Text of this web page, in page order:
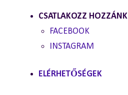
CSATLAKOZZ HOZZÁNK
FACEBOOK
INSTAGRAM
ELÉRHETŐSÉGEK